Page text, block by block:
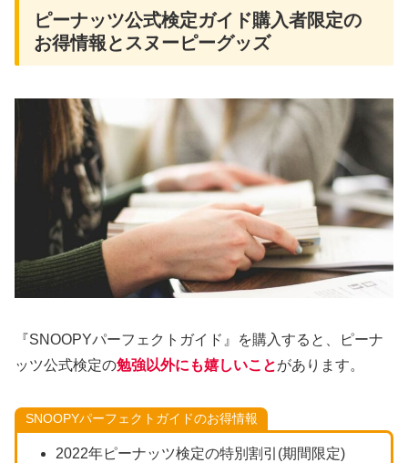
ピーナッツ公式検定ガイド購入者限定の
お得情報とスヌーピーグッズ
『SNOOPYパーフェクトガイド』を購入すると、ピーナ
ッツ公式検定の勉強以外にも嬉しいことがあります。
SNOOPYパーフェクトガイドのお得情報
2022年ピーナッツ検定の特別割引(期間限定)